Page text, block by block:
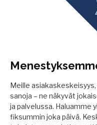
Meille
sanoja – ne näkyvät
ja palvelussa. Haluamme
fiksummin joka päivä.